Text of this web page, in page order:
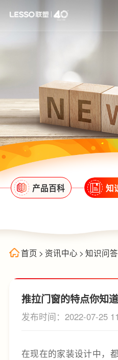
产品百科 知
首页 > 资讯中心 > 知识问答
推拉门窗的特点你知道
发布时间：2022-07-25
在现在的家装设计中，